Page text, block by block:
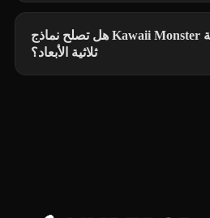
هل تصلح نماذج Kawaii Monster للألعاب أو الطباعة
ثلاثية الأبعاد؟